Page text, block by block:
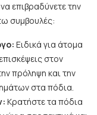
επιβραδύνετε την
συμβουλές:
Ειδικά για άτομα
στον
πρόληψη και την
στα πόδια.
Κρατήστε τα πόδια